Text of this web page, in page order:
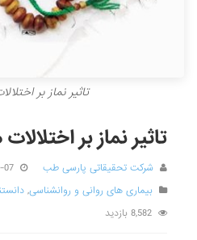
تاثیر نماز بر
تاثیر نماز بر
شرکت تحقیقاتی پارسی طب
07
بیماری های روانی و روانشناسی,
8,582 بازدید